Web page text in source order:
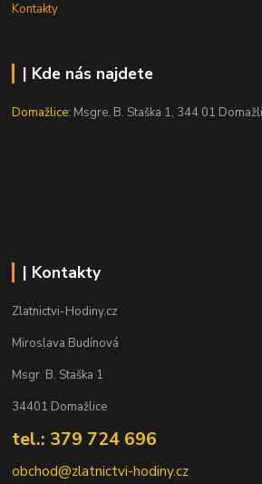
Kontakty
| Kde nás najdete
Domažlice: Msgre. B. Staška 1, 344 01
| Kontakty
Zlatnictvi-Hodiny.cz
Miroslava Budínová
Msgr. B. Staška 1
34401 Domažlice
tel.: 379 724 696
obchod@zlatnictvi-hodiny.cz